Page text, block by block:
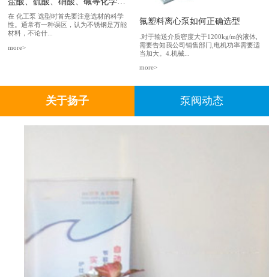
在 化工泵 选型时首先要注意选材的科学
性。通常有一种误区，认为不锈钢是万能
材料，不论什...
more>
氟塑料离心泵如何正确选型
.对于输送介质密度大于1200kg/m的液体,
需要告知我公司销售部门,电机功率需要适
当加大。4.机械...
more>
关于扬子 泵阀动态